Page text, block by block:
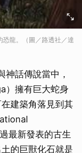
龍。（圖／路透社／達
神話傳說當中，
）擁有巨大蛇身
建築角落見到其
最新發表的古生
的巨獸化石就是